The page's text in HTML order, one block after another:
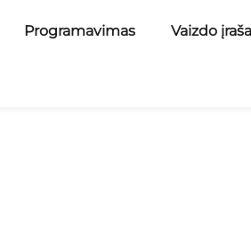
Programavimas Vaizdo